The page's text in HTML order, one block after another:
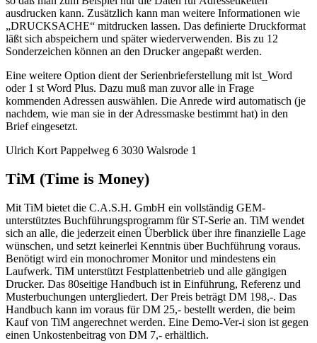
ausdrucken kann. Zusätzlich kann man weitere Informationen wie
„DRUCKSACHE“ mitdrucken lassen. Das definierte Druckformat
läßt sich abspeichern und später wiederverwenden. Bis zu 12
Sonderzeichen können an den Drucker angepaßt werden.
Eine weitere Option dient der Serienbrieferstellung mit lst_Word
oder 1 st Word Plus. Dazu muß man zuvor alle in Frage
kommenden Adressen auswählen. Die Anrede wird automatisch (je
nachdem, wie man sie in der Adressmaske bestimmt hat) in den
Brief eingesetzt.
Ulrich Kort Pappelweg 6 3030 Walsrode 1
TiM (Time is Money)
Mit TiM bietet die C.A.S.H. GmbH ein vollständig GEM-
unterstütztes Buchführungsprogramm für ST-Serie an. TiM wendet
sich an alle, die jederzeit einen Überblick über ihre finanzielle Lage
wünschen, und setzt keinerlei Kenntnis über Buchführung voraus.
Benötigt wird ein monochromer Monitor und mindestens ein
Laufwerk. TiM unterstützt Festplattenbetrieb und alle gängigen
Drucker. Das 80seitige Handbuch ist in Einführung, Referenz und
Musterbuchungen untergliedert. Der Preis beträgt DM 198,-. Das
Handbuch kann im voraus für DM 25,- bestellt werden, die beim
Kauf von TiM angerechnet werden. Eine Demo-Ver-i sion ist gegen
einen Unkostenbeitrag von DM 7,- erhältlich.